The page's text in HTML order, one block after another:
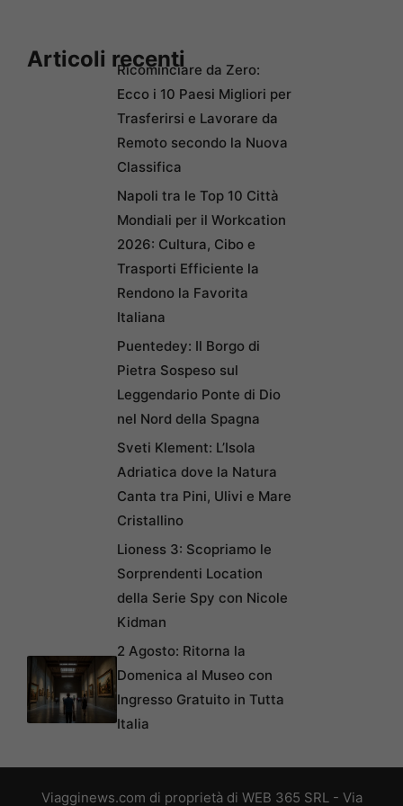
Articoli recentiRicominciare da Zero:
Ecco i 10 Paesi Migliori per
Trasferirsi e Lavorare da
Remoto secondo la Nuova
Classifica
Napoli tra le Top 10 Città
Mondiali per il Workcation
2026: Cultura, Cibo e
Trasporti Efficiente la
Rendono la Favorita
Italiana
Puentedey: Il Borgo di
Pietra Sospeso sul
Leggendario Ponte di Dio
nel Nord della Spagna
Sveti Klement: L’Isola
Adriatica dove la Natura
Canta tra Pini, Ulivi e Mare
Cristallino
Lioness 3: Scopriamo le
Sorprendenti Location
della Serie Spy con Nicole
Kidman
2 Agosto: Ritorna la
Domenica al Museo con
Ingresso Gratuito in Tutta
Italia
Viagginews.com di proprietà di WEB 365 SRL - Via